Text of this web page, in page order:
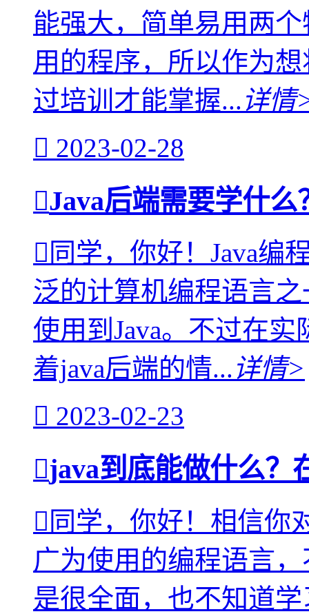
能强大，简单易用两
用的程序，所以作为
过培训才能掌握...详情
2023-02-28
Java后端需要学什
同学，你好！Java编
泛的计算机编程语言
使用到Java。不过在
着java后端的情...详情>
2023-02-23
java到底能做什么？
同学，你好！相信你
广为使用的编程语言
是很全面，也不知道